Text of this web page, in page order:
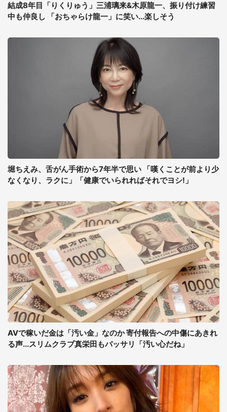
結成8年目「りくりゅう」三浦璃来&木原龍一、振り付け練習
中も仲良し 「おちゃらけ龍一」に笑い...楽しそう
堀ちえみ、舌がん手術から7年半で思い 「嘆くことが前より少
なくなり、ラクに」「健康でいられればそれでヨシ!」
AVで稼いだ金は「汚い金」なのか 寄付報告への中傷にあきれ
る声...スリムクラブ真栄田もバッサリ「汚い心だね」